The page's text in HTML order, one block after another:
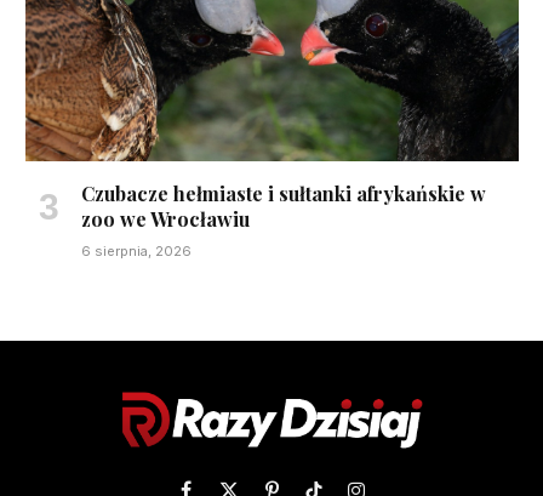
Czubacze hełmiaste i sułtanki afrykańskie w
zoo we Wrocławiu
6 sierpnia, 2026